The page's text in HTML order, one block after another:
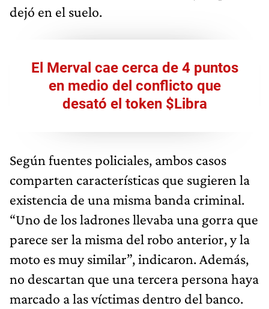
dejó en el suelo.
El Merval cae cerca de 4 puntos
en medio del conflicto que
desató el token $Libra
Según fuentes policiales, ambos casos
comparten características que sugieren la
existencia de una misma banda criminal.
“Uno de los ladrones llevaba una gorra que
parece ser la misma del robo anterior, y la
moto es muy similar”, indicaron. Además,
no descartan que una tercera persona haya
marcado a las víctimas dentro del banco.